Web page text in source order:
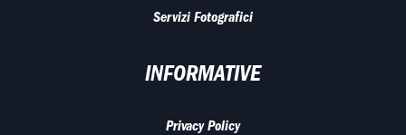
Servizi Fotografici
INFORMATIVE
Privacy Policy